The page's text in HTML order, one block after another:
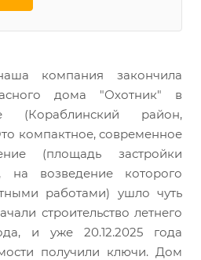
компания закончила
дома "Охотник" в
(Кораблинский район,
компактное, современное
(площадь застройки
на возведение которого
работами) ушло чуть
строительство летнего
и уже 20.12.2025 года
получили ключи. Дом